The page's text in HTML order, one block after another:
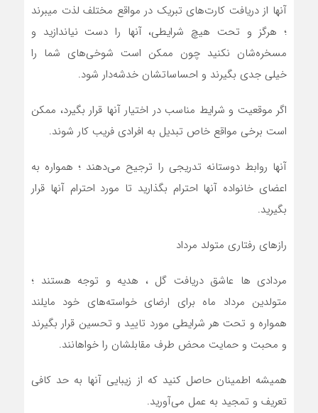
آنها از دريافت کارت‌هاي تبريک در مواقع مختلف لذت ميبرند
؛ هرگز و تحت هيچ شرايطي، آنها را دست نياندازيد و
مسخره‌شان نکنيد چون ممکن است شوخي‌هاي شما را
خيلي جدي بگيرند و احساساتشان خدشه‌دار شود.
اگر موقعيت و شرايط مناسب در اختيار آنها قرار بگيرد، ممکن
است برخي مواقع خاص تبديل به افرادي فريب کار شوند.
آنها روابط دوستانه تدريجي را ترجيح مي‌دهند ؛ همواره به
اعضاي خانواده آنها احترام بگذاريد تا مورد احترام آنها قرار
بگيريد.
رازهای رفتاری متولد مرداد
مردادی ها عاشق دريافت گل ، هديه و توجه هستند ؛
متولدين مرداد ماه براي ارضاي خواسته‌هاي خود مايلند
همواره و تحت هر شرايطي مورد تاييد و تحسين قرار بگيرند
و محبت و حمايت محض طرف مقابلشان را خواهانند.
هميشه اطمينان حاصل کنيد که از زيبايي آنها به حد کافي
تعريف و تمجيد به عمل مي‌آوريد.